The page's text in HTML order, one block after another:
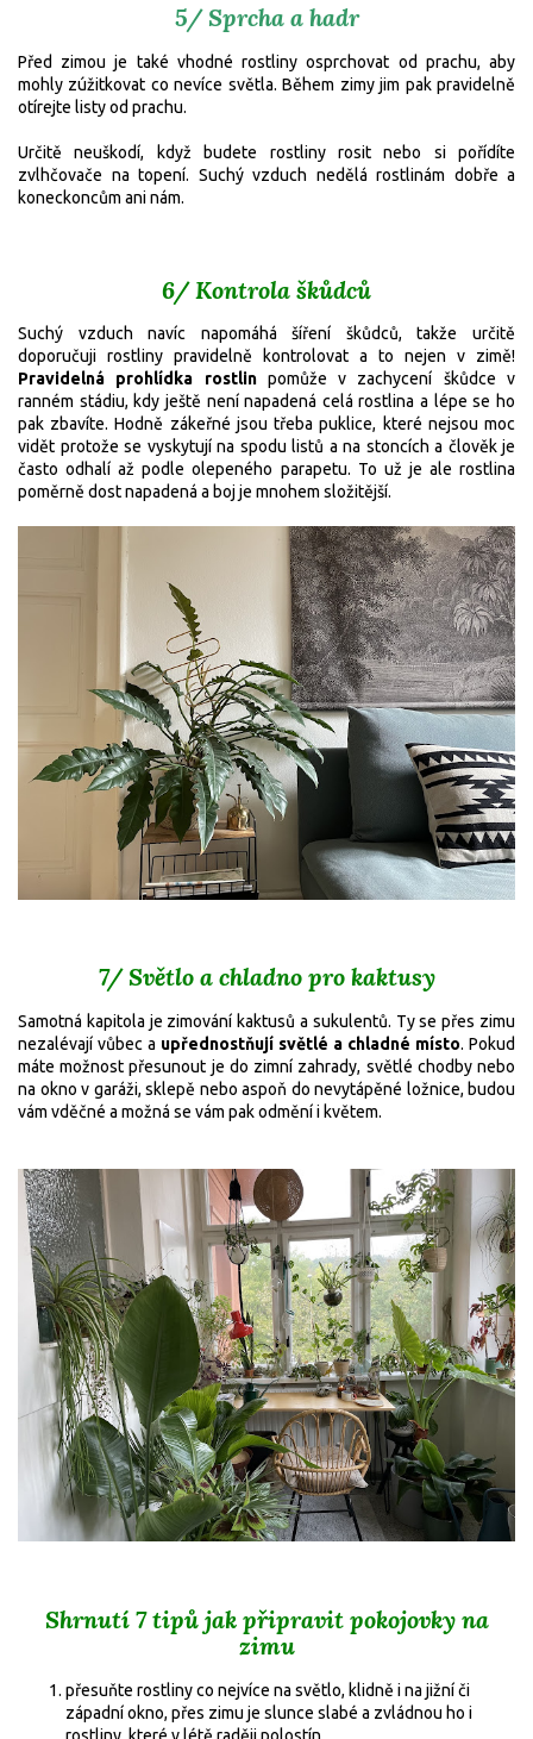
5/ Sprcha a hadr
Před zimou je také vhodné rostliny osprchovat od prachu, aby
mohly zúžitkovat co nevíce světla. Během zimy jim pak pravidelně
otírejte listy od prachu.
Určitě neuškodí, když budete rostliny rosit nebo si pořídíte
zvlhčovače na topení. Suchý vzduch nedělá rostlinám dobře a
koneckoncům ani nám.
6/ Kontrola škůdců
Suchý vzduch navíc napomáhá šíření škůdců, takže určitě
doporučuji rostliny pravidelně kontrolovat a to nejen v zimě!
Pravidelná prohlídka rostlinpomůže v zachycení škůdce v
ranném stádiu, kdy ještě není napadená celá rostlina a lépe se ho
pak zbavíte. Hodně zákeřné jsou třeba puklice, které nejsou moc
vidět protože se vyskytují na spodu listů a na stoncích a člověk je
často odhalí až podle olepeného parapetu. To už je ale rostlina
poměrně dost napadená a boj je mnohem složitější.
7/ Světlo a chladno pro kaktusy
Samotná kapitola je zimování kaktusů a sukulentů. Ty se přes zimu
nezalévají vůbec a upřednostňují světlé a chladné místo. Pokud
máte možnost přesunout je do zimní zahrady, světlé chodby nebo
na okno v garáži, sklepě nebo aspoň do nevytápěné ložnice, budou
vám vděčné a možná se vám pak odmění i květem.
Shrnutí 7 tipů jak připravit pokojovky na
zimu
přesuňte rostliny co nejvíce na světlo, klidně i na jižní či
západní okno, přes zimu je slunce slabé a zvládnou ho i
rostliny, které v létě raději polostín